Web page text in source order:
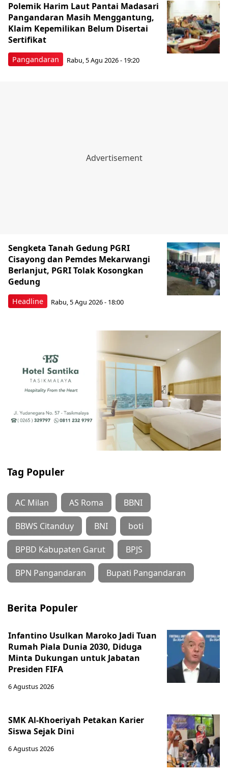
Pangandaran
Polemik Harim Laut Pantai Madasari
Pangandaran Masih Menggantung,
Klaim Kepemilikan Belum Disertai
Sertifikat
Rabu, 5 Agu 2026 - 19:20
Headline
Sengketa Tanah Gedung PGRI
Cisayong dan Pemdes Mekarwangi
Berlanjut, PGRI Tolak Kosongkan
Gedung
Rabu, 5 Agu 2026 - 18:00
Tag Populer
AC Milan AS Roma BBNI
BBWS Citanduy BNI boti
BPBD Kabupaten Garut BPJS
BPN Pangandaran Bupati Pangandaran
Berita Populer
Infantino Usulkan Maroko Jadi Tuan
Rumah Piala Dunia 2030, Diduga
Minta Dukungan untuk Jabatan
Presiden FIFA
6 Agustus 2026
SMK Al-Khoeriyah Petakan Karier
Siswa Sejak Dini
6 Agustus 2026